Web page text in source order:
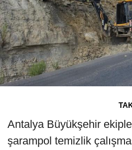
Antalya Büyükşehir
şarampol temizlik